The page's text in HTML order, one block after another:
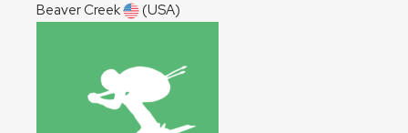
Beaver Creek
(USA)